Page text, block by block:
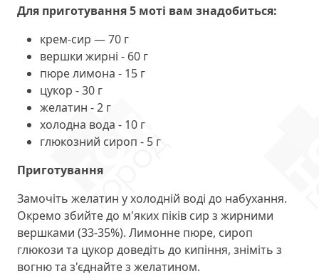
Для приготування 5 моті вам знадобиться:
крем-сир — 70 г
вершки жирні - 60 г
пюре лимона - 15 г
цукор - 30 г
желатин - 2 г
холодна вода - 10 г
глюкозний сироп - 5 г
Приготування
Замочіть желатин у холодній воді до набухання.
Окремо збийте до м'яких піків сир з жирними
вершками (33-35%). Лимонне пюре, сироп
глюкози та цукор доведіть до кипіння, зніміть з
вогню та з'єднайте з желатином.